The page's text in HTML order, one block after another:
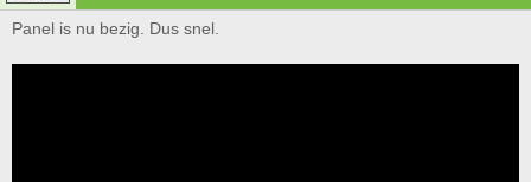
Panel is nu bezig. Dus snel.